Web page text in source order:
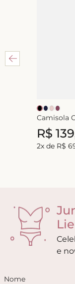
Camisola
R$ 139
2x de R$
e
Nome